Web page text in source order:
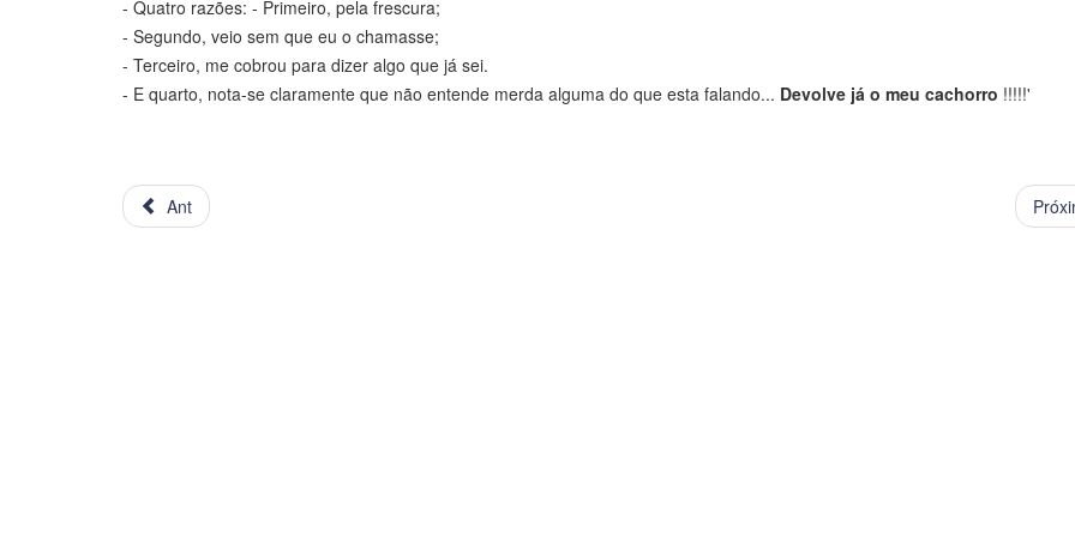
- Quatro razões: - Primeiro, pela frescura;
- Segundo, veio sem que eu o chamasse;
- Terceiro, me cobrou para dizer algo que já sei.
- E quarto, nota-se claramente que não entende merda alguma do que esta falando... Devolve já o meu cachorro !!!!!'
Ant